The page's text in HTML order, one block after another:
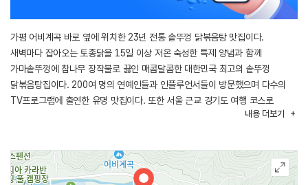
가평 어비계곡 바로 옆에 위치한 23년 전통 솥뚜껑 닭볶음탕 맛집이다.
새벽마다 잡아오는 토종닭을 15일 이상 저온 숙성한 특제 양념과 함께
가마솥뚜껑에 참나무 장작불로 끓인 매콤달콤한 대한민국 최고의 솥뚜껑
닭볶음탕집이다. 200여 명의 연예인들과 인플루언서들이 방문했으며 다수의
TV프로그램에 출연한 유명 맛집이다. 또한 서울 근교 경기도 여행 코스로
내용 더보기